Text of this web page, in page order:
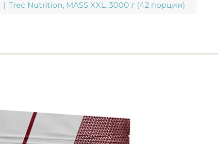
Trec Nutrition, MASS XXL, 3000 г (42 порции)